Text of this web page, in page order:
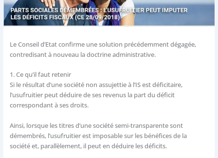
Le Conseil d’Etat confirme une solution précédemment dégagée,
contredisant à nouveau la doctrine administrative.
1.Ce qu’il faut retenir
Si le résultat d’une société non assujettie à l’IS est déficitaire,
l’usufruitier peut déduire de ses revenus la part du déficit
correspondant à ses droits.
Ainsi, lorsque les titres d’une société semi-transparente sont
démembrés, l’usufruitier est imposable sur les bénéfices de la
société et, parallèlement, il peut en déduire les déficits.